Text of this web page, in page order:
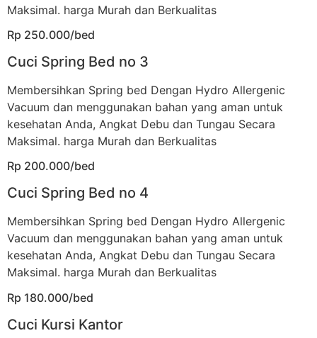
Maksimal. harga Murah dan Berkualitas
Rp 250.000/bed
Cuci Spring Bed no 3
Membersihkan Spring bed Dengan Hydro Allergenic
Vacuum dan menggunakan bahan yang aman untuk
kesehatan Anda, Angkat Debu dan Tungau Secara
Maksimal. harga Murah dan Berkualitas
Rp 200.000/bed
Cuci Spring Bed no 4
Membersihkan Spring bed Dengan Hydro Allergenic
Vacuum dan menggunakan bahan yang aman untuk
kesehatan Anda, Angkat Debu dan Tungau Secara
Maksimal. harga Murah dan Berkualitas
Rp 180.000/bed
Cuci Kursi Kantor